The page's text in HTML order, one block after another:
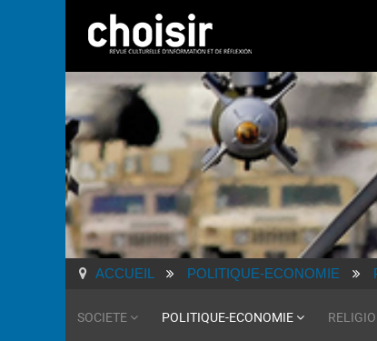
ACCUEIL POLITIQUE-ECONOMIE
SOCIETE POLITIQUE-ECONOMIE